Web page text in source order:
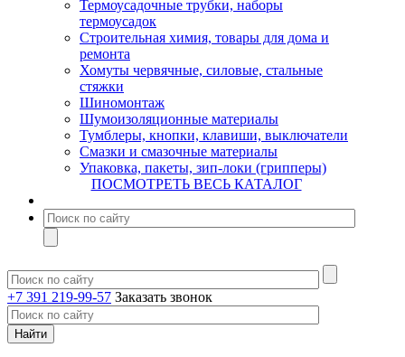
Термоусадочные трубки, наборы
термоусадок
Строительная химия, товары для дома и
ремонта
Хомуты червячные, силовые, стальные
стяжки
Шиномонтаж
Шумоизоляционные материалы
Тумблеры, кнопки, клавиши, выключатели
Смазки и смазочные материалы
Упаковка, пакеты, зип-локи (грипперы)
ПОСМОТРЕТЬ ВЕСЬ КАТАЛОГ
+7 391 219-99-57 Заказать звонок